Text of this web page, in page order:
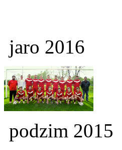
jaro 2016
podzim 2015